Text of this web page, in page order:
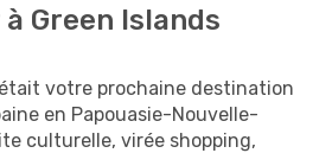
Green Islands
votre prochaine destination
en Papouasie-Nouvelle-
culturelle, virée shopping,